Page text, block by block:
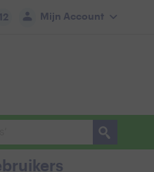
Mijn Account
12